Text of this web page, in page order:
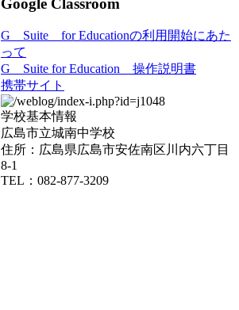
Google Classroom
G Suite for Educationの利用開始にあた
って
G Suite for Education 操作説明書
携帯サイト
学校基本情報
広島市立城南中学校
住所：広島県広島市安佐南区川内六丁目
8-1
TEL：082-877-3209